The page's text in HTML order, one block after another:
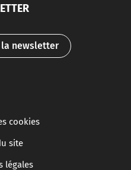
newsletter
cookies
site
légales